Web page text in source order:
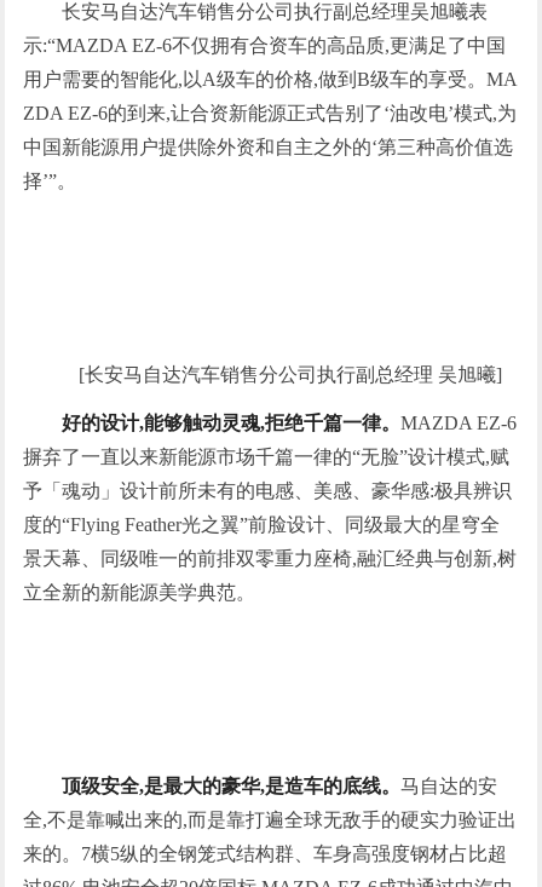
长安马自达汽车销售分公司执行副总经理吴旭曦表
示:“MAZDA EZ-6不仅拥有合资车的高品质,更满足了中国
用户需要的智能化,以A级车的价格,做到B级车的享受。MA
ZDA EZ-6的到来,让合资新能源正式告别了‘油改电’模式,为
中国新能源用户提供除外资和自主之外的‘第三种高价值选
择’”。
[长安马自达汽车销售分公司执行副总经理 吴旭曦]
好的设计,能够触动灵魂,拒绝千篇一律。MAZDA EZ-6
摒弃了一直以来新能源市场千篇一律的“无脸”设计模式,赋
予「魂动」设计前所未有的电感、美感、豪华感:极具辨识
度的“Flying Feather光之翼”前脸设计、同级最大的星穹全
景天幕、同级唯一的前排双零重力座椅,融汇经典与创新,树
立全新的新能源美学典范。
顶级安全,是最大的豪华,是造车的底线。马自达的安
全,不是靠喊出来的,而是靠打遍全球无敌手的硬实力验证出
来的。7横5纵的全钢笼式结构群、车身高强度钢材占比超